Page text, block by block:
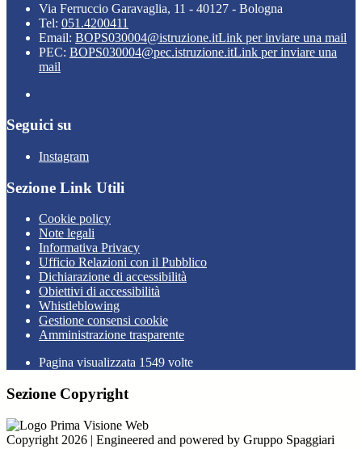
Via Ferruccio Garavaglia, 11 - 40127 - Bologna
Tel: 051.4200411
Email: BOPS030004@istruzione.itLink per inviare una mail
PEC: BOPS030004@pec.istruzione.itLink per inviare una
mail
Seguici su
Instagram
Sezione Link Utili
Cookie policy
Note legali
Informativa Privacy
Ufficio Relazioni con il Pubblico
Dichiarazione di accessibilità
Obiettivi di accessibilità
Whistleblowing
Gestione consensi cookie
Amministrazione trasparente
Pagina visualizzata 1549 volte
Sezione Copyright
Copyright 2026 | Engineered and powered by Gruppo Spaggiari